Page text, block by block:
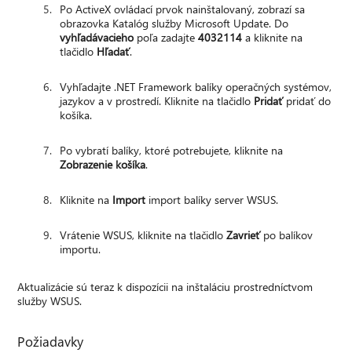
Po ActiveX ovládací prvok nainštalovaný, zobrazí sa
obrazovka Katalóg služby Microsoft Update. Do
vyhľadávacieho poľa zadajte4032114 a kliknite na
tlačidlo Hľadať.
Vyhľadajte .NET Framework balíky operačných systémov,
jazykov a v prostredí. Kliknite na tlačidlo Pridaťpridať do
košíka.
Po vybratí balíky, ktoré potrebujete, kliknite na
Zobrazenie košíka.
Kliknite na Import import balíky server WSUS.
Vrátenie WSUS, kliknite na tlačidloZavrieťpo balíkov
importu.
Aktualizácie sú teraz k dispozícii na inštaláciu prostredníctvom
služby WSUS.
Požiadavky